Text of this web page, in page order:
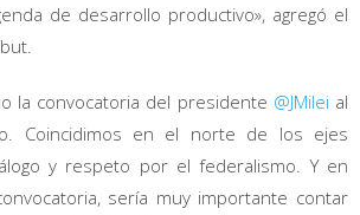
de desarrollo productivo», agregó el
la convocatoria del presidente @JMileial
Coincidimos en el norte de los ejes
y respeto por el federalismo. Y en
sería muy importante contar